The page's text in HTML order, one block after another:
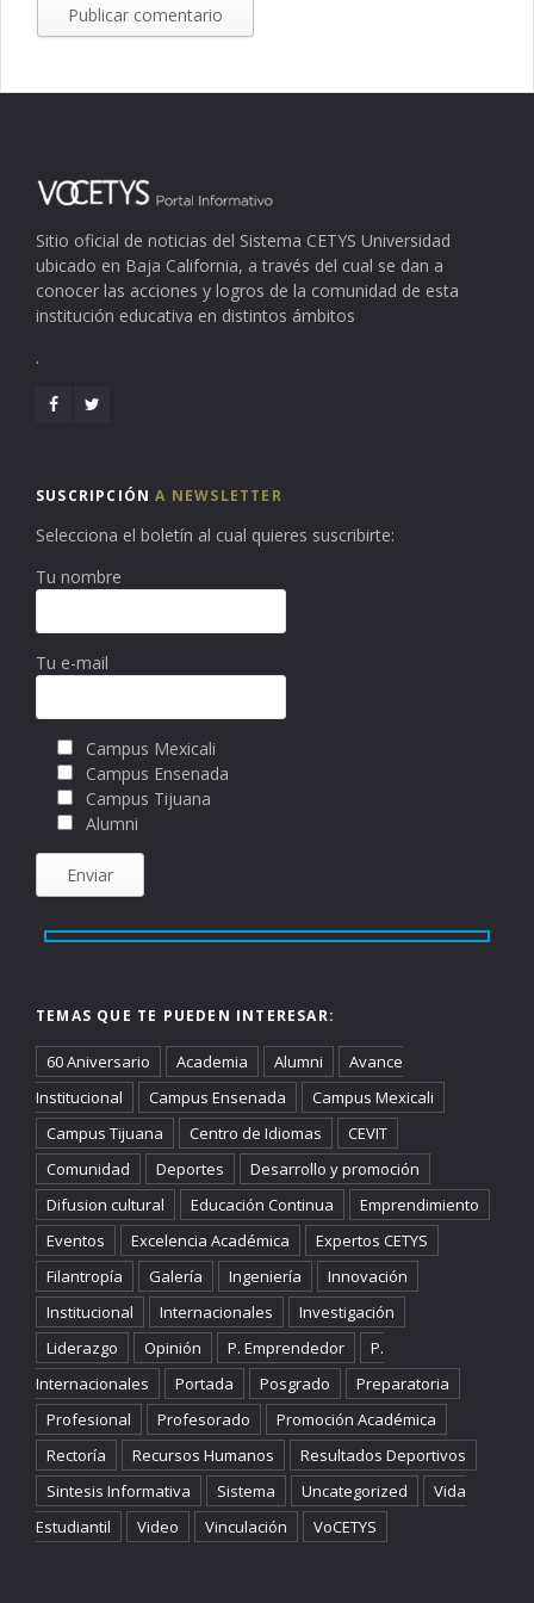
Sitio oficial de noticias del Sistema CETYS Universidad
ubicado en Baja California, a través del cual se dan a
conocer las acciones y logros de la comunidad de esta
institución educativa en distintos ámbitos
.
SUSCRIPCIÓNA NEWSLETTER
Selecciona el boletín al cual quieres suscribirte:
Tu nombre
Tu e-mail
Campus Mexicali
Campus Ensenada
Campus Tijuana
Alumni
TEMAS QUE TE PUEDEN INTERESAR:
60 Aniversario Academia Alumni
Avance
Institucional
Campus Ensenada
Campus Mexicali
Campus Tijuana
Centro de Idiomas
CEVIT
Comunidad
Deportes
Desarrollo y promoción
Difusion cultural
Educación Continua
Emprendimiento
Eventos
Excelencia Académica
Expertos CETYS
Filantropía
Galería Ingeniería
Innovación
Institucional
Internacionales
Investigación
Liderazgo
Opinión P. Emprendedor
P.
Internacionales
Portada Posgrado
Preparatoria
Profesional
Profesorado
Promoción Académica
Rectoría
Recursos Humanos
Resultados Deportivos
Sintesis Informativa
Sistema Uncategorized
Vida
Estudiantil
Video Vinculación VoCETYS